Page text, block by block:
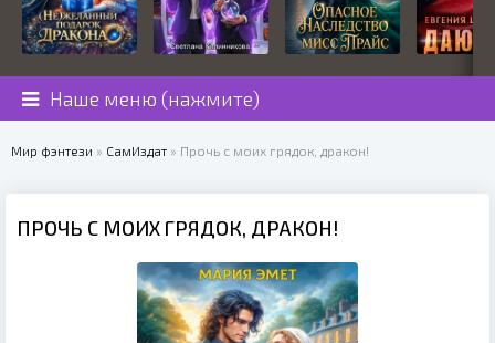
Наше меню (нажмите)
Мир фэнтези » СамИздат » Прочь с моих грядок, дракон!
ПРОЧЬ С МОИХ ГРЯДОК, ДРАКОН!